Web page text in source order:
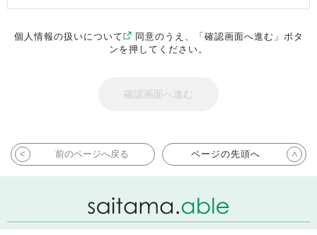
個人情報の扱いについて
同意のうえ、「確認画面へ進む」ボタ
ンを押してください。
前のページへ戻る ページの先頭へ